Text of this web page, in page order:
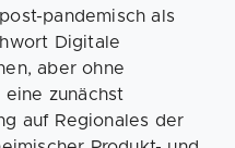
pandemisch als
Digitale
aber ohne
eine zunächst
auf Regionales der